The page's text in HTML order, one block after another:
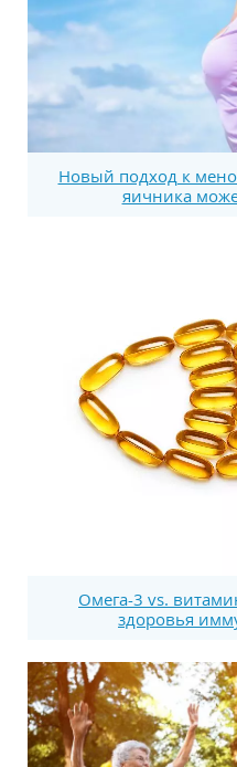
Новый подход к
яичника
Омега-3 vs.
здоровья